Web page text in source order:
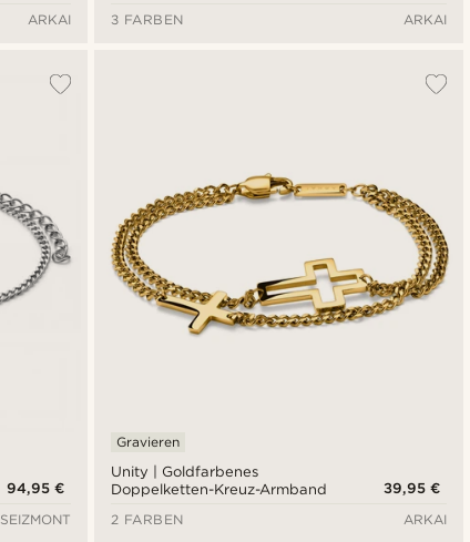
ARKAI
3 FARBEN
ARKAI
94,95 €
SEIZMONT
Unity | Goldfarbenes
Doppelketten-Kreuz-Armband
Gravieren
39,95 €
2 FARBEN
ARKAI